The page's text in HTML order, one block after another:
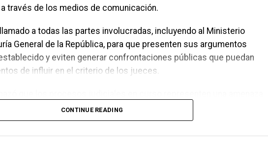
través de los medios de comunicación.
a todas las partes involucradas, incluyendo al Ministerio
General de la República, para que presenten sus argumentos
y eviten generar confrontaciones públicas que puedan
de influir en el criterio de los jueces.
Nacional. Aseguró que los asuntos legales deben resolverse en los
que las diferencias o decisiones de carácter político deberán
el momento que corresponda dentro del proceso electoral.
CONTINUE READING